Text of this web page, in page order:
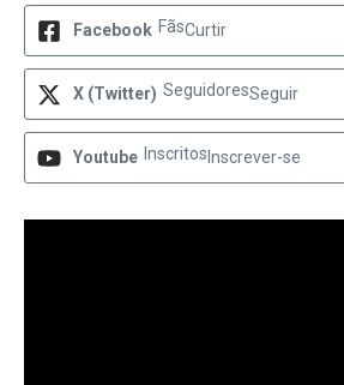
Facebook FãsCurtir
X (Twitter) SeguidoresSeguir
Youtube Inscritos Inscrever-se